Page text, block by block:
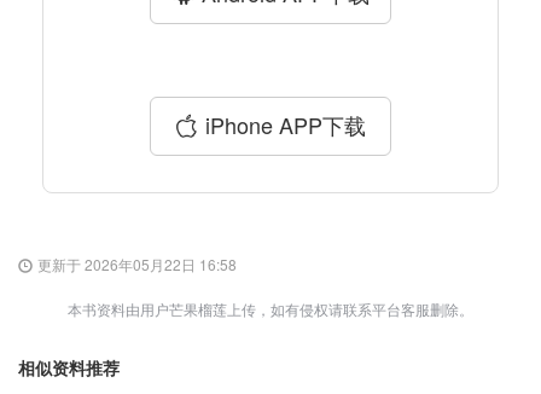
iPhone APP下载
更新于 2026年05月22日 16:58
本书资料由用户芒果榴莲上传，如有侵权请联系平台客服删除。
相似资料推荐